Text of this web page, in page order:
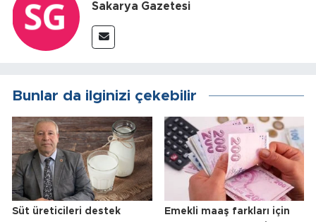
Sakarya Gazetesi
Bunlar da ilginizi çekebilir
Süt üreticileri destek
Emekli maaş farkları için